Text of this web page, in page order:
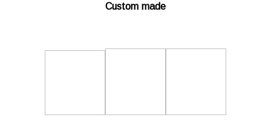
Custom made